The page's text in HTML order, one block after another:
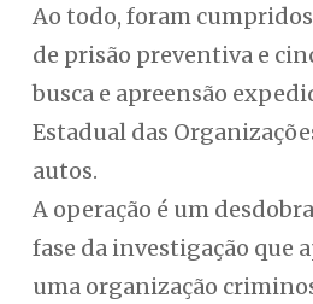
Ao todo, foram
de prisão preventiva e
busca e apreensão
Estadual das
autos.
A operação é um
fase da investigação que
uma organização